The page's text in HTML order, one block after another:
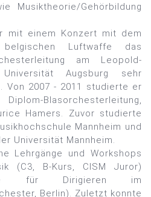
Musiktheorie/Gehörbildung
mit einem Konzert mit dem
Luftwaffe das
am Leopold-
Augsburg sehr
Von 2007 - 2011 studierte er
Blasorchesterleitung,
Hamers. Zuvor studierte
Mannheim und
Universität Mannheim.
Lehrgänge und Workshops
(C3, B-Kurs, CISM Juror)
für Dirigieren im
Berlin). Zuletzt konnte